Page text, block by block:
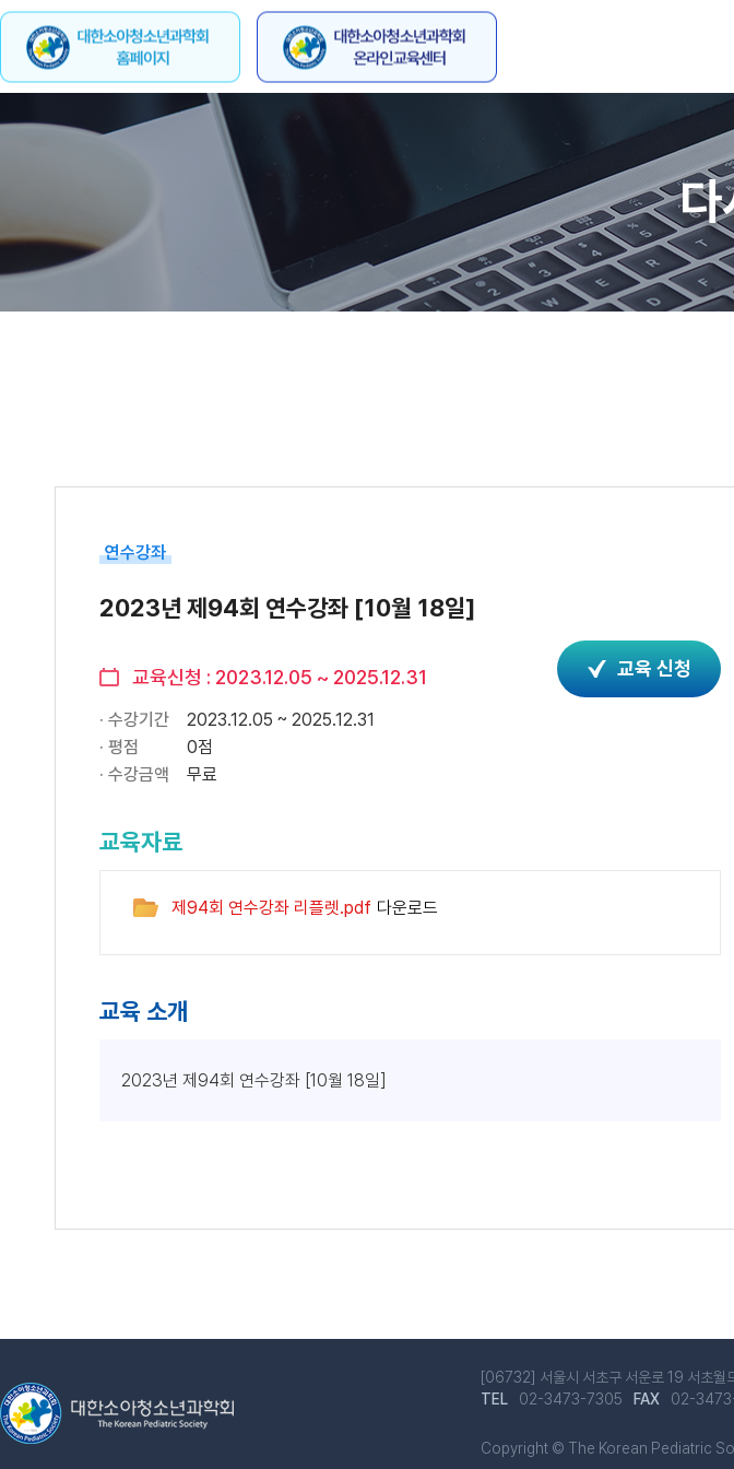
다
연수강좌
2023년 제94회 연수강좌 [10월 18일]
교육신청 : 2023.12.05 ~ 2025.12.31
2023.12.05 ~ 2025.12.31
0점
무료
교육 신청
교육자료
제94회 연수강좌 리플렛.pdf
교육 소개
2023년 제94회 연수강좌 [10월 18일]
[06732] 서울시 서초구 서운로 19 서초월
02-3473-7305
02-
Copyright © The Korean Pediatric